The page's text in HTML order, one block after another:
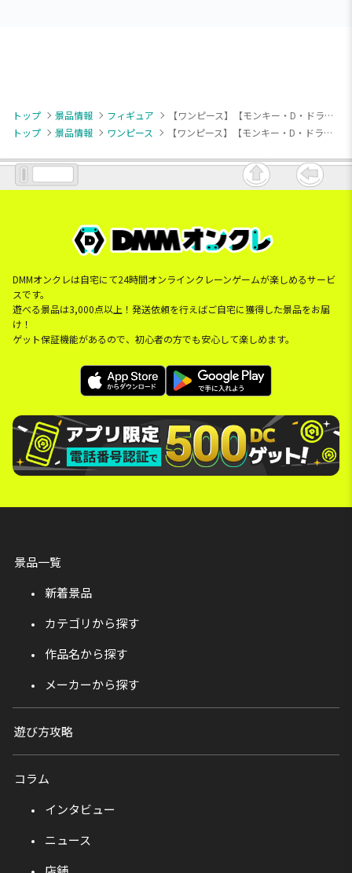
トップ 景品情報 フィギュア
【ワンピース】【モンキー・D・ドラゴン】ワンピース DXF～THE GRANDLINE SERIES～SPECIAL MONKEY.D.DRAGON
トップ
景品情報 ワンピース 【ワンピース】【モンキー・D・ドラゴン】ワンピース DXF～THE GRANDLINE SERIES～SPECIAL MONKEY.D.DRAGON
DMMオンクレは自宅にて24時間オンラインクレーンゲームが楽しめるサービ
スです。
遊べる景品は3,000点以上！発送依頼を行えばご自宅に獲得した景品をお届
け！
ゲット保証機能があるので、初心者の方でも安心して楽しめます。
景品一覧
新着景品
カテゴリから探す
作品名から探す
メーカーから探す
遊び方攻略
コラム
インタビュー
ニュース